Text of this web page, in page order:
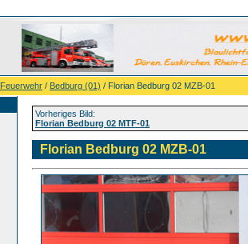
Feuerwehr / Bedburg (01) / Florian Bedburg 02 MZB-01
Vorheriges Bild:
Florian Bedburg 02 MTF-01
Florian Bedburg 02 MZB-01